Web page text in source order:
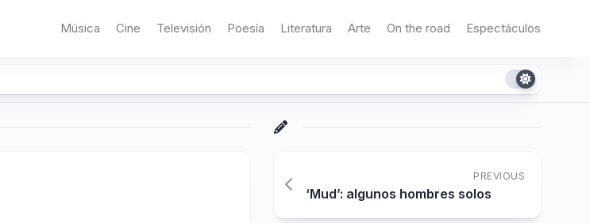
Música Cine Televisión Poesía Literatura Arte On the road Espectáculos
PREVIOUS
‘Mud’: algunos hombres solos